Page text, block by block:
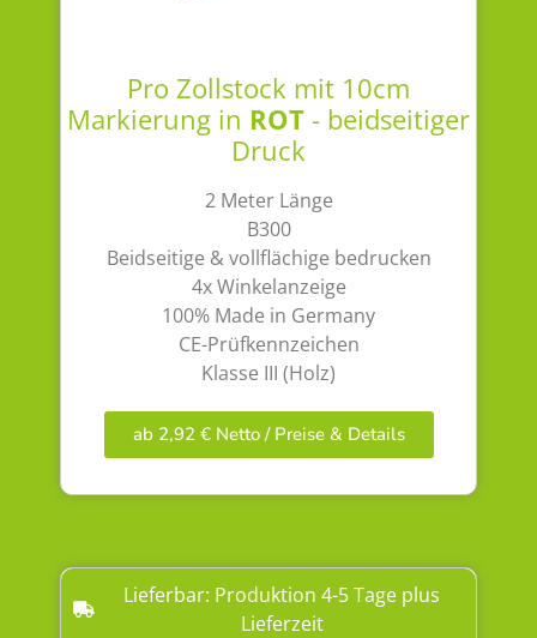
Pro Zollstock mit 10cm
Markierung in ROT- beidseitiger
Druck
2 Meter Länge
B300
Beidseitige & vollflächige bedrucken
4x Winkelanzeige
100% Made in Germany
CE-Prüfkennzeichen
Klasse III (Holz)
ab 2,92 € Netto / Preise & Details
Lieferbar: Produktion 4-5 Tage plus
Lieferzeit